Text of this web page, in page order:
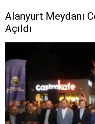
Alanyurt Meydanı
Açıldı